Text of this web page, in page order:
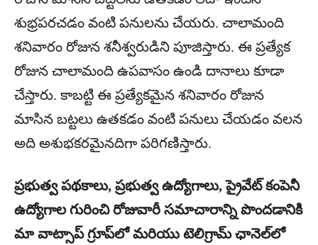
శుభ్రపరచడం వంటి పనులను చేయరు. చాలామంది
శనివారం రోజున శనీశ్వరుడిని పూజిస్తారు. ఈ ప్రత్యేక
రోజున చాలామంది ఉపవాసం ఉండి దానాలు కూడా
చేస్తారు. కాబట్టి ఈ ప్రత్యేకమైన శనివారం రోజున
మాసిన బట్టలు ఉతకడం వంటి పనులు చేయడం వలన
అది అశుభకరమైనదిగా పరిగణిస్తారు.
ప్రభుత్వ పథకాలు, ప్రభుత్వ ఉద్యోగాలు, ప్రైవేట్ కంపెనీ
ఉద్యోగాల గురించి రోజువారీ సమాచారాన్ని పొందడానికి
మా వాట్సాప్ గ్రూప్‌లో మరియు టెలిగ్రామ్ ఛానెల్‌లో